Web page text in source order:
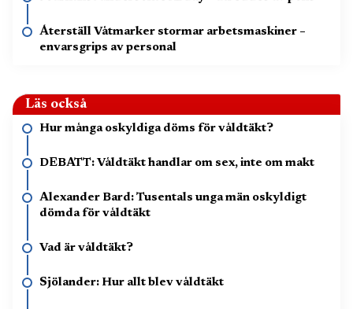
Återställ Våtmarker stormar arbetsmaskiner –
envarsgrips av personal
Läs också
Hur många oskyldiga döms för våldtäkt?
DEBATT: Våldtäkt handlar om sex, inte om makt
Alexander Bard: Tusentals unga män oskyldigt
dömda för våldtäkt
Vad är våldtäkt?
Sjölander: Hur allt blev våldtäkt